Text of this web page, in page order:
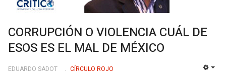
CORRUPCIÓN O VIOLENCIA CUÁL DE
ESOS ES EL MAL DE MÉXICO
EDUARDO SADOT
CÍRCULO ROJO